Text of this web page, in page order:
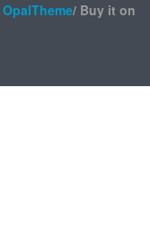
OpalTheme/ Buy it on